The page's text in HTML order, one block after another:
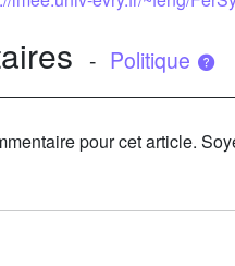
- Politique
pour cet article.